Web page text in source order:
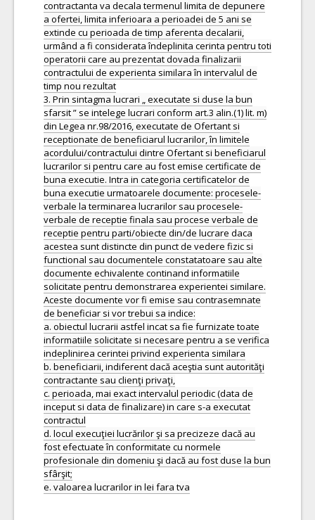
contractanta va decala termenul limita de depunere
a ofertei, limita inferioara a perioadei de 5 ani se
extinde cu perioada de timp aferenta decalarii,
urmând a fi considerata îndeplinita cerinta pentru toti
operatorii care au prezentat dovada finalizarii
contractului de experienta similara în intervalul de
timp nou rezultat
3. Prin sintagma lucrari „ executate si duse la bun
sfarsit ” se intelege lucrari conform art.3 alin.(1) lit. m)
din Legea nr.98/2016, executate de Ofertant si
receptionate de beneficiarul lucrarilor, în limitele
acordului/contractului dintre Ofertant si beneficiarul
lucrarilor si pentru care au fost emise certificate de
buna executie. Intra in categoria certificatelor de
buna executie urmatoarele documente: procesele-
verbale la terminarea lucrarilor sau procesele-
verbale de receptie finala sau procese verbale de
receptie pentru parti/obiecte din/de lucrare daca
acestea sunt distincte din punct de vedere fizic si
functional sau documentele constatatoare sau alte
documente echivalente continand informatiile
solicitate pentru demonstrarea experientei similare.
Aceste documente vor fi emise sau contrasemnate
de beneficiar si vor trebui sa indice:
a. obiectul lucrarii astfel incat sa fie furnizate toate
informatiile solicitate si necesare pentru a se verifica
indeplinirea cerintei privind experienta similara
b. beneficiarii, indiferent dacă aceştia sunt autorităţi
contractante sau clienţi privaţi,
c. perioada, mai exact intervalul periodic (data de
inceput si data de finalizare) in care s-a executat
contractul
d. locul execuţiei lucrărilor şi sa precizeze dacă au
fost efectuate în conformitate cu normele
profesionale din domeniu şi dacă au fost duse la bun
sfârşit;
e. valoarea lucrarilor in lei fara tva